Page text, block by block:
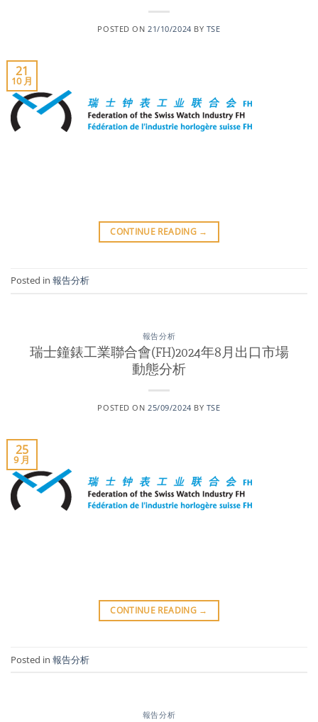
POSTED ON 21/10/2024 BY TSE
21
10 月
CONTINUE READING →
Posted in 報告分析
報告分析
瑞士鐘錶工業聯合會(FH)2024年8月出口市場
動態分析
POSTED ON25/09/2024 BY TSE
25
9 月
CONTINUE READING →
Posted in 報告分析
報告分析